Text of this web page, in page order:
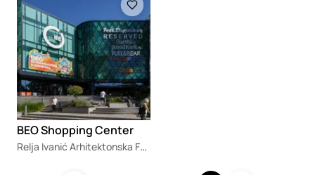
BEO Shopping Center
Relja Ivanić Arhitektonska Fotografija